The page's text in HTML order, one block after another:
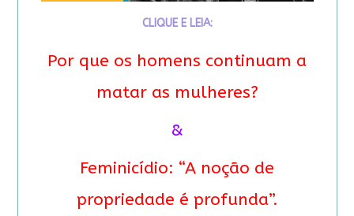
CLIQUE E LEIA:
Por que os homens continuam a
matar as mulheres?
&
Feminicídio: “A noção de
propriedade é profunda”.